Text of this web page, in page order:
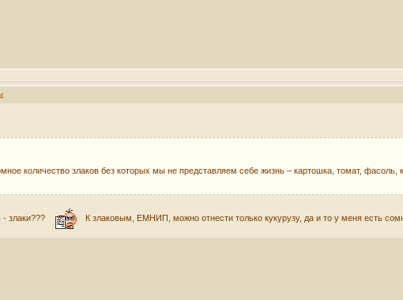
количество злаков без которых мы не представляем себе жизнь – картошка, томат, фасоль,
- злаки??? К злаковым, ЕМНИП, можно отнести только кукурузу, да и то у меня есть